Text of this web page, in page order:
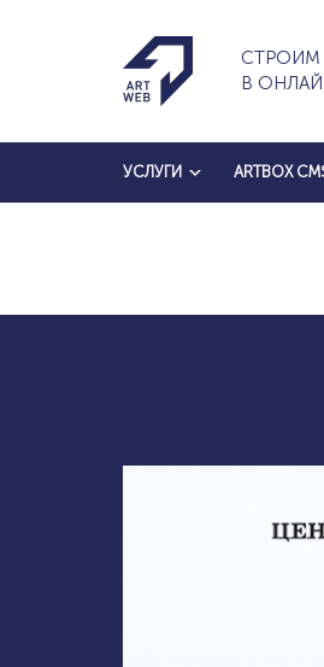
СТРОИМ
В
УСЛУГИ ARTBOX